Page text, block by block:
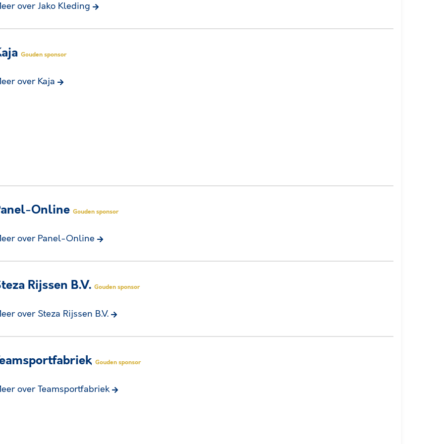
over Jako Kleding
Gouden sponsor
over Kaja
Online Gouden sponsor
over Panel-Online
Rijssen B.V. Gouden sponsor
over Steza Rijssen B.V.
Gouden sponsor
over Teamsportfabriek